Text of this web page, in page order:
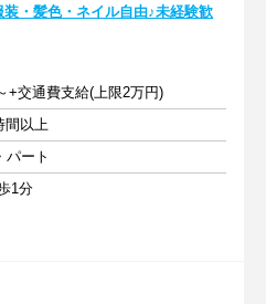
・髪色・ネイル自由♪未経験歓
+交通費支給(上限2万円)
間以上
パート
1分